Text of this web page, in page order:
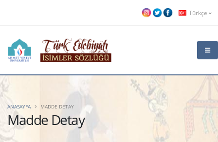
Türkçe
Madde Detay
ANASAYFA MADDE DETAY